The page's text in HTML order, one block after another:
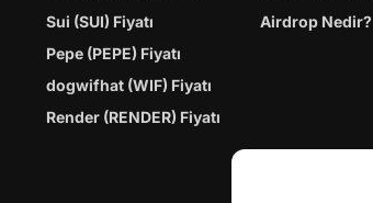
Sui (SUI) Fiyatı
Pepe (PEPE) Fiyatı
dogwifhat (WIF) Fiyatı
Render (RENDER) Fiyatı
Airdrop Nedir?